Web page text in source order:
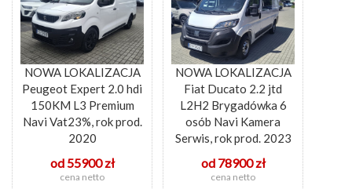
NOWA LOKALIZACJA
Peugeot Expert 2.0 hdi
150KM L3 Premium
Navi Vat23%, rok prod.
2020
od 55900 zł
cena netto
NOWA LOKALIZACJA
Fiat Ducato 2.2 jtd
L2H2 Brygadówka 6
osób Navi Kamera
Serwis, rok prod. 2023
od 78900 zł
cena netto